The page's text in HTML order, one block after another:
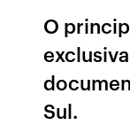
O
Sul.